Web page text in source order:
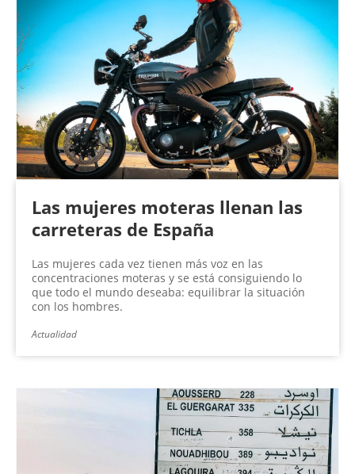
Las mujeres moteras llenan las
carreteras de España
Las mujeres cada vez tienen más voz en las
concentraciones moteras y se está consiguiendo lo
que todo el mundo deseaba: equilibrar la situación
con los hombres.
Actualidad